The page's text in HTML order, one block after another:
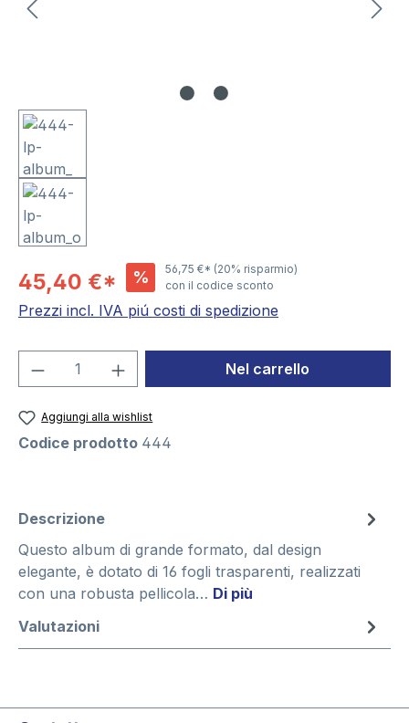
45,40 €* % 56,75 €* (20% risparmio)
con il codice sconto
Prezzi incl. IVA piú costi di spedizione
Quantità del prodotto: inserisci la
Nel carrello
Aggiungi alla wishlist
Codice prodotto 444
Descrizione
Questo album di grande formato, dal design
elegante, è dotato di 16 fogli trasparenti, realizzati
con una robusta pellicola… Di più
Valutazioni